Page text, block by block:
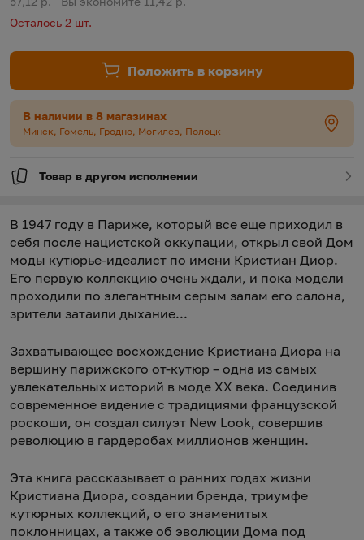
Осталось 2 шт.
Положить в корзину
В наличии в 8 магазинах
Минск, Гомель, Гродно, Могилев, Полоцк
Товар в другом исполнении
В 1947 году в Париже, который все еще приходил в
себя после нацистской оккупации, открыл свой Дом
моды кутюрье-идеалист по имени Кристиан Диор.
Его первую коллекцию очень ждали, и пока модели
проходили по элегантным серым залам его салона,
зрители затаили дыхание...
Захватывающее восхождение Кристиана Диора на
вершину парижского от-кутюр – одна из самых
увлекательных историй в моде ХХ века. Соединив
современное видение с традициями французской
роскоши, он создал силуэт New Look, совершив
революцию в гардеробах миллионов женщин.
Эта книга рассказывает о ранних годах жизни
Кристиана Диора, создании бренда, триумфе
кутюрных коллекций, о его знаменитых
поклонницах, а также об эволюции Дома под